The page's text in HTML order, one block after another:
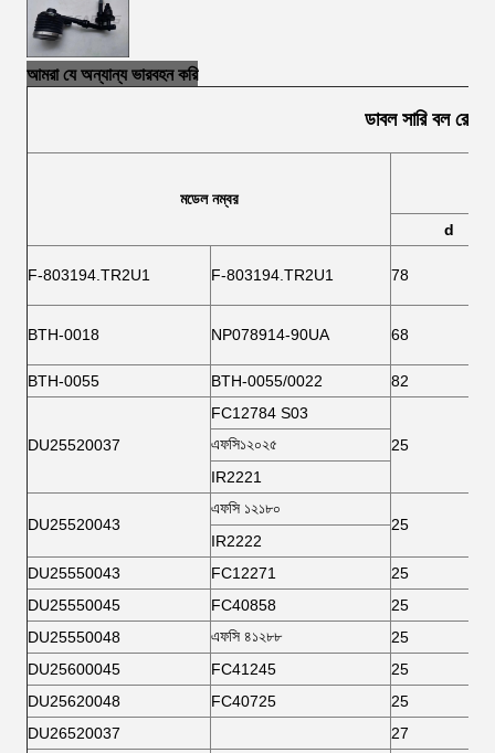
আমরা যে অন্যান্য ভারবহন করি
ডাবল সারি বল
মডেল নম্বর
d
F-803194.TR2U1 F-803194.TR2U1 78
BTH-0018 NP078914-90UA 68
BTH-0055 BTH-0055/0022 82
DU25520037
FC12784 S03
25
এফসি১২০২৫
IR2221
DU25520043
এফসি ১২১৮০
25
IR2222
DU25550043
FC12271
25
DU25550045
FC40858
25
DU25550048
এফসি ৪১২৮৮
25
DU25600045
FC41245
25
DU25620048
FC40725
25
DU26520037
27